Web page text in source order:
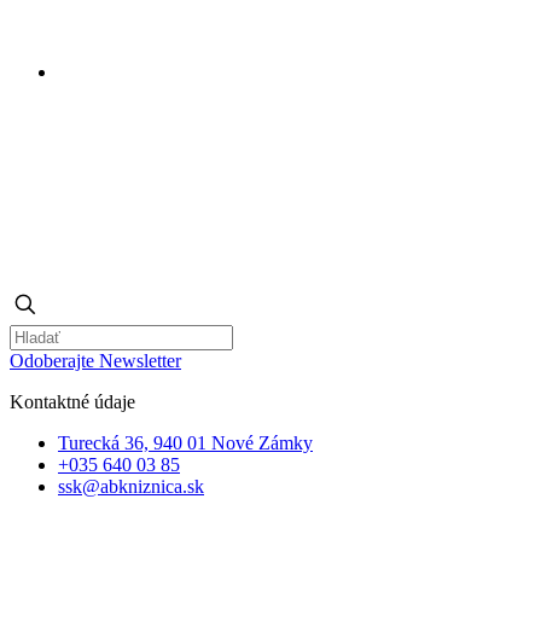
Odoberajte Newsletter
Kontaktné údaje
Turecká 36, 940 01 Nové Zámky
+035 640 03 85
ssk@abkniznica.sk